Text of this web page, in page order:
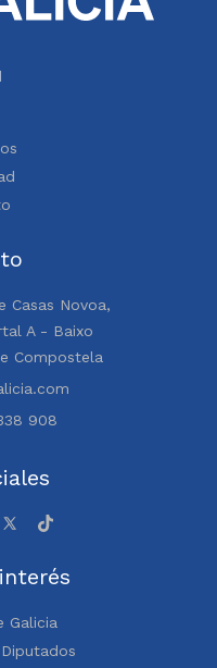
Casas Novoa,
A - Baixo
Compostela
908
Galicia